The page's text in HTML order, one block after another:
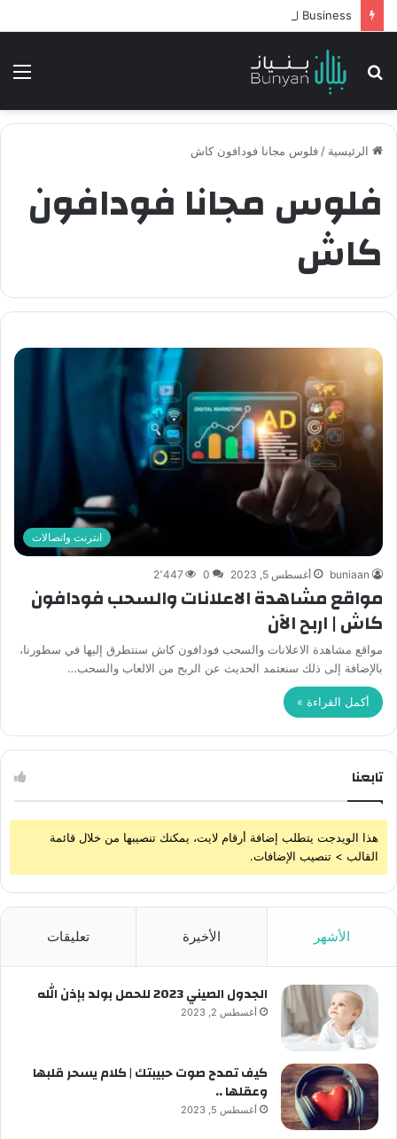
بحث
الرئيسية / فلوس مجانا فودافون كاش
فلوس مجانا فودافون
كاش
انترنت واتصالات
buniaan أغسطس 5, 2023 0 2٬447
مواقع مشاهدة الاعلانات والسحب فودافون
كاش | اربح الآن
مواقع مشاهدة الاعلانات والسحب فودافون كاش سنتطرق إليها في سطورنا،
بالإضافة إلى ذلك سنعتمد الحديث عن الربح من الالعاب والسحب…
أكمل القراءة »
تابعنا
هذا الويدجت يتطلب إضافة أرقام لايت، يمكنك تنصيبها من خلال قائمة
القالب > تنصيب الإضافات.
الأشهر الأخيرة تعليقات
الجدول الصيني 2023 للحمل بولد بإذن الله
أغسطس 2, 2023
كيف تمدح صوت حبيبتك | كلام يسحر قلبها
وعقلها ..
أغسطس 5, 2023